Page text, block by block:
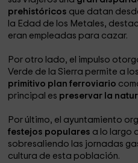
prehistóricos que datan
la Edad de los Metales,
eran empleadas para cazar.
Por otro lado, el impulso
Verde de la Sierra permite a
primitivo plan ferroviario
principal es preservar la
Por último, el ayuntamiento
festejos populares a lo largo
sobresaliendo las jornadas
cultura de esta población.